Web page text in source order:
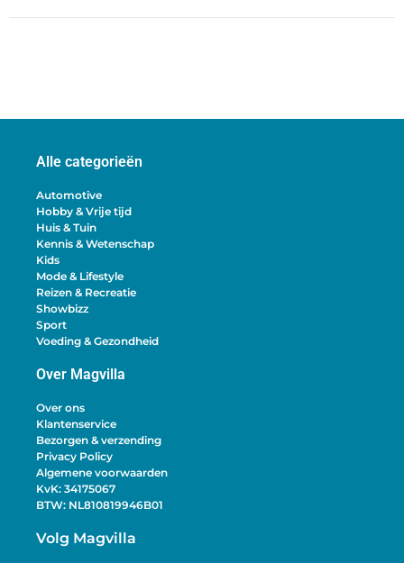
Alle categorieën
Automotive
Hobby & Vrije tijd
Huis & Tuin
Kennis & Wetenschap
Kids
Mode & Lifestyle
Reizen & Recreatie
Showbizz
Sport
Voeding & Gezondheid
Over Magvilla
Over ons
Klantenservice
Bezorgen & verzending
Privacy Policy
Algemene voorwaarden
KvK: 34175067
BTW: NL810819946B01
Volg Magvilla